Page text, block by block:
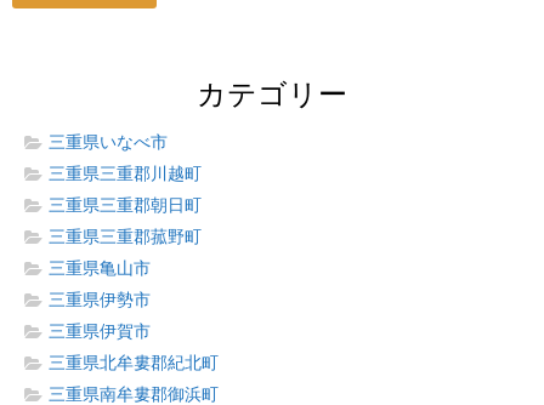
カテゴリー
三重県いなべ市
三重県三重郡川越町
三重県三重郡朝日町
三重県三重郡菰野町
三重県亀山市
三重県伊勢市
三重県伊賀市
三重県北牟婁郡紀北町
三重県南牟婁郡御浜町